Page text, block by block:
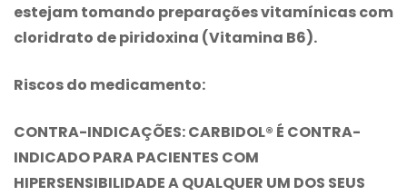
estejam tomando preparações vitamínicas com
cloridrato de piridoxina (Vitamina B6).
Riscos do medicamento:
CONTRA-INDICAÇÕES:CARBIDOL® É CONTRA-
INDICADO PARA PACIENTES COM
HIPERSENSIBILIDADE A QUALQUER UM DOS SEUS